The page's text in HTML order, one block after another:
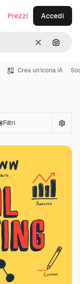
CancellaCerca
Prezzi Accedi
Crea un'icona IA
Filtri